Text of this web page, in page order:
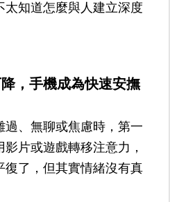
太知道怎麼與人建立深度
，手機成為快速安撫
過、無聊或焦慮時，第一
片或遊戲轉移注意力，
復了，但其實情緒沒有真